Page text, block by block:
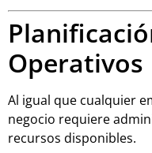
Operativos
Al igual que cualquier
negocio requiere
recursos disponibles.